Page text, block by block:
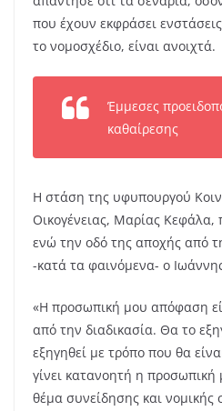
που έχουν εκφράσει
το νομοσχέδιο, είναι ανοιχτά.
Έμμεσες
καθαίρεσης
Η στάση της υφυπουργού
Οικογένειας, Μαρίας Κεφάλα,
ενώ την οδό της αποχής από
-κατά τα φαινόμενα- ο
«Η προσωπική μου απόφαση
από την διαδικασία. Θα το
εξηγηθεί με τρόπο που θα
γίνει κατανοητή η
θέμα συνείδησης και